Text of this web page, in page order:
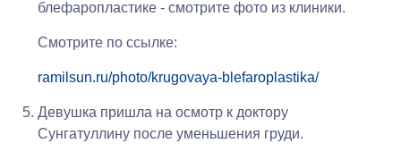
блефаропластике - смотрите фото из клиники.
Смотрите по ссылке:
ramilsun.ru/photo/krugovaya-blefaroplastika/
Девушка пришла на осмотр к доктору
Сунгатуллину после уменьшения груди.